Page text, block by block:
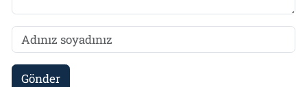
Gönder